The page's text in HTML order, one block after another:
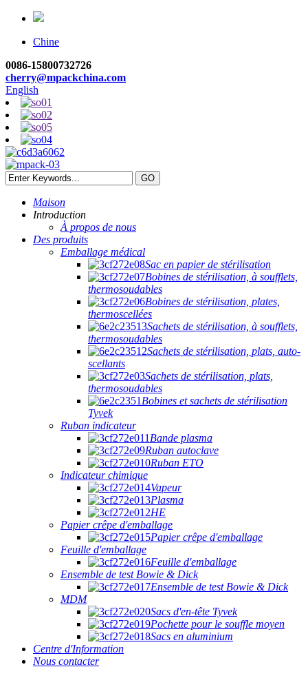
Chine
0086-15800732726
cherry@mpackchina.com
English
Maison
Introduction
À propos de nous
Des produits
Emballage médical
Sac en papier de stérilisation
Bobines de stérilisation, à soufflets,
thermosoudables
Bobines de stérilisation, plates,
thermoscellées
Sachets de stérilisation, à soufflets,
thermosoudables
Sachets de stérilisation, plats, auto-
scellants
Sachets de stérilisation, plats,
thermosoudables
Bobines et sachets de stérilisation
Tyvek
Ruban indicateur
Bande plasma
Ruban autoclave
Ruban ETO
Indicateur chimique
Vapeur
Plasma
HE
Papier crêpe d'emballage
Papier crêpe d'emballage
Feuille d'emballage
Feuille d'emballage
Ensemble de test Bowie & Dick
Ensemble de test Bowie & Dick
MDM
Sacs d'en-tête Tyvek
Pochette pour le souffle moyen
Sacs en aluminium
Centre d'Information
Nous contacter